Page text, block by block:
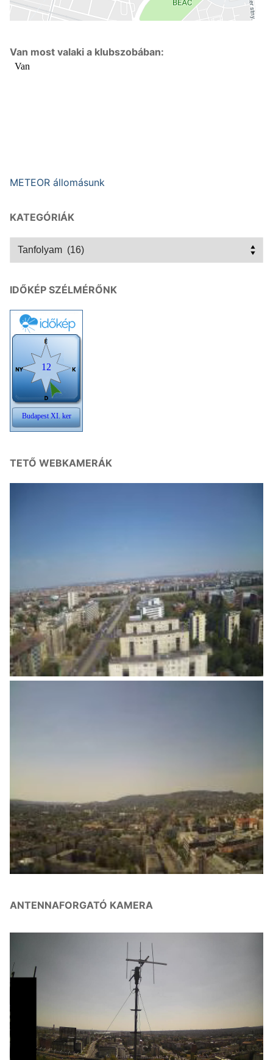
Van most valaki a klubszobában:
METEOR állomásunk
KATEGÓRIÁK
Kategóriák
IDŐKÉP SZÉLMÉRŐNK
TETŐ WEBKAMERÁK
ANTENNAFORGATÓ KAMERA